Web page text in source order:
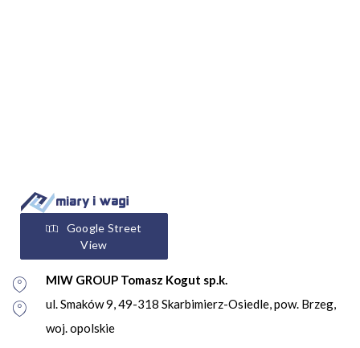
Google Street
View
MIW GROUP Tomasz Kogut sp.k.
ul. Smaków 9, 49-318 Skarbimierz-Osiedle, pow. Brzeg,
woj. opolskie